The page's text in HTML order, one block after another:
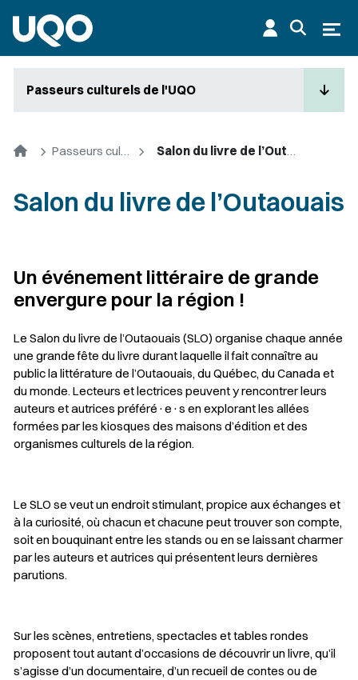
Passeurs culturels de l'UQO
Accueil Passeurs culturels de l'UQO Salon du livre de l’Outaouais
Salon du livre de l’Outaouais
Un événement littéraire de grande
envergure pour la région !
Le Salon du livre de l’Outaouais (SLO) organise chaque année
une grande fête du livre durant laquelle il fait connaître au
public la littérature de l’Outaouais, du Québec, du Canada et
du monde. Lecteurs et lectrices peuvent y rencontrer leurs
auteurs et autrices préféré·e·s en explorant les allées
formées par les kiosques des maisons d’édition et des
organismes culturels de la région.
Le SLO se veut un endroit stimulant, propice aux échanges et
à la curiosité, où chacun et chacune peut trouver son compte,
soit en bouquinant entre les stands ou en se laissant charmer
par les auteurs et autrices qui présentent leurs dernières
parutions.
Sur les scènes, entretiens, spectacles et tables rondes
proposent tout autant d’occasions de découvrir un livre, qu’il
s’agisse d’un documentaire, d’un recueil de contes ou de